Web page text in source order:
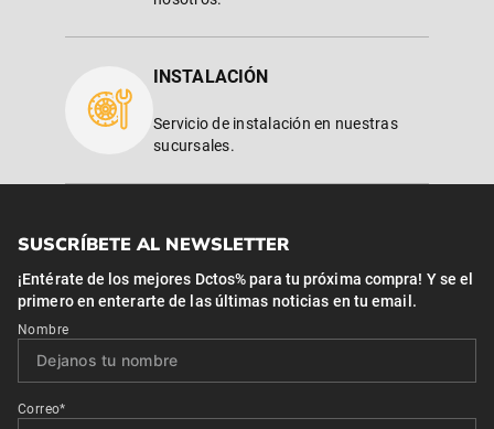
INSTALACIÓN
Servicio de instalación en nuestras
sucursales.
SUSCRÍBETE AL NEWSLETTER
¡Entérate de los mejores Dctos% para tu próxima compra! Y se el
primero en enterarte de las últimas noticias en tu email.
Nombre
Correo*